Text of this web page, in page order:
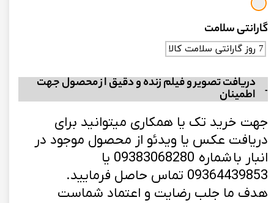
گارانتی سلامت
7 روز گارانتی سلامت کالا
دریافت تصویر و فیلم زنده و دقیق از محصول جهت
اطمینان
جهت خرید تک یا همکاری میتوانید برای
دریافت عکس یا ویدئو از محصول موجود در
انبار با شماره 09383068280 یا
09364439853 تماس حاصل فرمایید.
هدف ما جلب رضایت و اعتماد شماست